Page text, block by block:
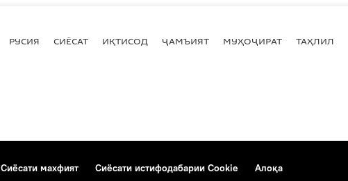
РУСИЯ СИЁСАТ ИҚТИСОД ҶАМЪИЯТ МУҲОҶИРАТ ТАҲЛИЛ
Сиёсати махфият Сиёсати истифодабарии Cookie Алоқа